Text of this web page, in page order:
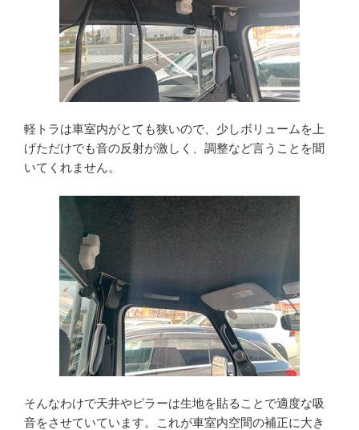
軽トラは車室内がとても狭いので、少しボリュームを上
げただけでも音の反射が激しく、調整など言うことを聞
いてくれません。
そんなわけで天井やピラーは生地を貼ることで適度な吸
音をさせていています。これが車室内空間の補正に大き